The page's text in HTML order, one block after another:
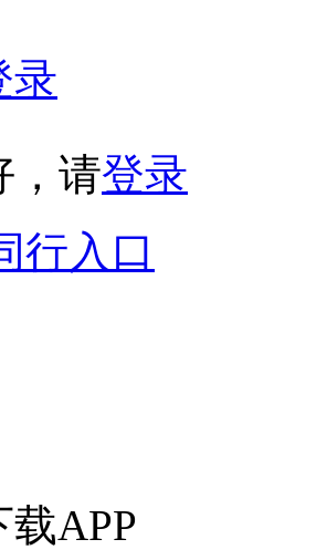
录
，请登录
行入口
载APP